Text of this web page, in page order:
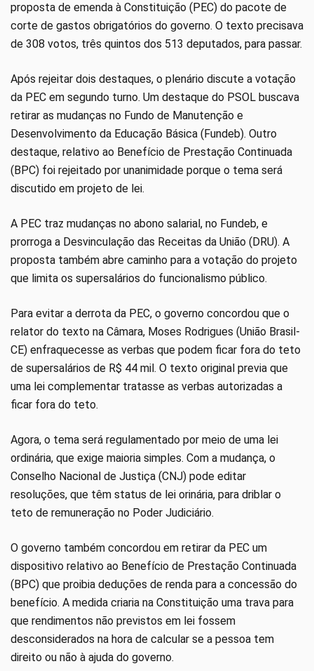
proposta de emenda à Constituição (PEC) do pacote de
corte de gastos obrigatórios do governo. O texto precisava
de 308 votos, três quintos dos 513 deputados, para passar.
Após rejeitar dois destaques, o plenário discute a votação
da PEC em segundo turno. Um destaque do PSOL buscava
retirar as mudanças no Fundo de Manutenção e
Desenvolvimento da Educação Básica (Fundeb). Outro
destaque, relativo ao Benefício de Prestação Continuada
(BPC) foi rejeitado por unanimidade porque o tema será
discutido em projeto de lei.
A PEC traz mudanças no abono salarial, no Fundeb, e
prorroga a Desvinculação das Receitas da União (DRU). A
proposta também abre caminho para a votação do projeto
que limita os supersalários do funcionalismo público.
Para evitar a derrota da PEC, o governo concordou que o
relator do texto na Câmara, Moses Rodrigues (União Brasil-
CE) enfraquecesse as verbas que podem ficar fora do teto
de supersalários de R$ 44 mil. O texto original previa que
uma lei complementar tratasse as verbas autorizadas a
ficar fora do teto.
Agora, o tema será regulamentado por meio de uma lei
ordinária, que exige maioria simples. Com a mudança, o
Conselho Nacional de Justiça (CNJ) pode editar
resoluções, que têm status de lei orinária, para driblar o
teto de remuneração no Poder Judiciário.
O governo também concordou em retirar da PEC um
dispositivo relativo ao Benefício de Prestação Continuada
(BPC) que proibia deduções de renda para a concessão do
benefício. A medida criaria na Constituição uma trava para
que rendimentos não previstos em lei fossem
desconsiderados na hora de calcular se a pessoa tem
direito ou não à ajuda do governo.